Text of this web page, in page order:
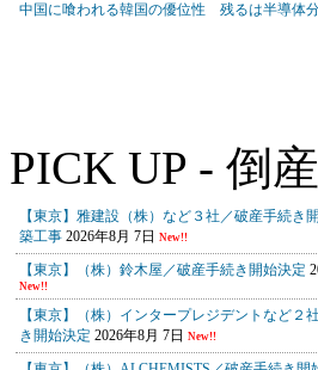
PICK UP - 倒産